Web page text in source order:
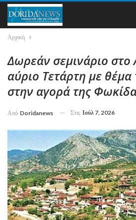
Αρχική
Δωρεάν σεμινάριο στο
αύριο Τετάρτη με
στην αγορά της
Από Doridanews Στις Ιούλ 7, 2026